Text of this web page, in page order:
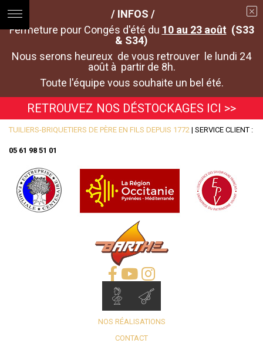
/ INFOS /
Fermeture pour Congés d'été du 10 au 23 août (S33
& S34)
Nous serons heureux de vous retrouver le lundi 24
août à partir de 8h.
Toute l'équipe vous souhaite un bel été.
RETROUVEZ NOS DÉSTOCKAGES ICI >>
TUILIERS-BRIQUETIERS DE PÈRE EN FILS DEPUIS 1772 | SERVICE CLIENT :
05 61 98 51 01
NOS RÉALISATIONS
CONTACT